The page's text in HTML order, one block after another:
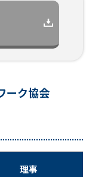
ーク協会
理事